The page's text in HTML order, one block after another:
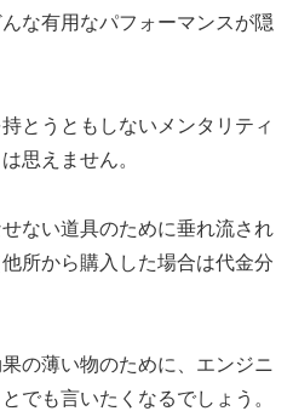
な有用なパフォーマンスが隠
とうともしないメンタリティ
思えません。
ない道具のために垂れ流され
所から購入した場合は代金分
の薄い物のために、エンジニ
でも言いたくなるでしょう。